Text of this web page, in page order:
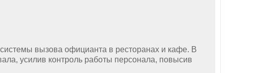
вызова официанта в ресторанах и кафе. В
усилив контроль работы персонала, повысив